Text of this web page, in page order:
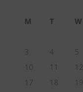
M T W
3
4 5
10
11 12
17
18 19